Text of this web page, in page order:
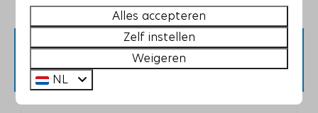
Strijkplank
Droger
Slaapkamer
Kledingkast
Beschikbaarheid en prijs
Alles accepteren
Zelf instellen
Weigeren
NL